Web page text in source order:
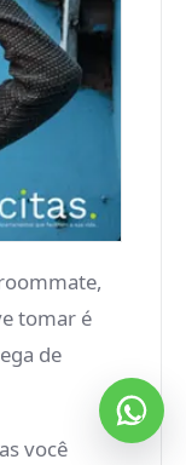
tomar é
de
você